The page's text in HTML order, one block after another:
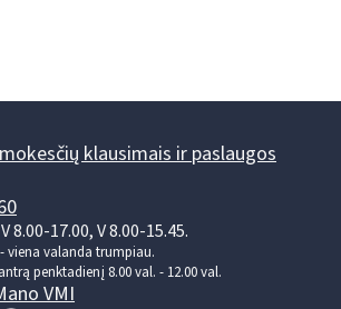
klausimais ir paslaugos
8.00-17.00, V 8.00-15.45.
viena valanda trumpiau.
penktadienį 8.00 val. - 12.00 val.
VMI